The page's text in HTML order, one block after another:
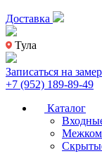
Доставка
Тула
Записаться на замер
+7 (952) 189-89-49
Каталог